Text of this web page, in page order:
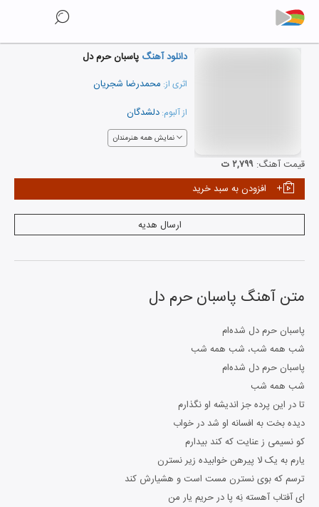
دانلود آهنگ پاسبان حرم دل
اثری از: محمدرضا شجریان
از آلبوم: دلشدگان
نمایش همه هنرمندان
قیمت آهنگ: ۲,۷۹۹ ت
افزودن به سبد خرید
ارسال هدیه
متن آهنگ پاسبان حرم دل
پاسبان حرم دل شده‌ام
شب همه شب، شب همه شب
پاسبان حرم دل شده‌ام
شب همه شب
تا در این پرده جز اندیشه او نگذارم
دیده بخت به افسانه او شد در خواب
کو نسیمی ز عنایت که کند بیدارم
یارم به یک لا پیرهن خوابیده زیر نسترن
ترسم که بوی نسترن مست است و هشیارش کند
ای آفتاب آهسته نِه پا در حریم یار من